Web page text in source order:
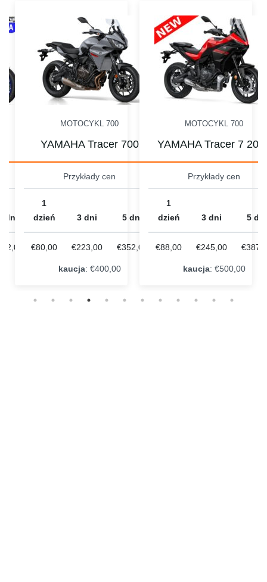
dni
MOTOCYKL 700
YAMAHA Tracer 700
Przykłady cen
1
dzień
3 dni 5 dni
€80,00 €223,00 €352,00
kaucja: €400,00
MOTOCYKL 700
YAMAHA Tracer 7
Przykłady cen
1
dzień
3 dni 5 dni
€88,00 €245,00
kaucja: €500,00